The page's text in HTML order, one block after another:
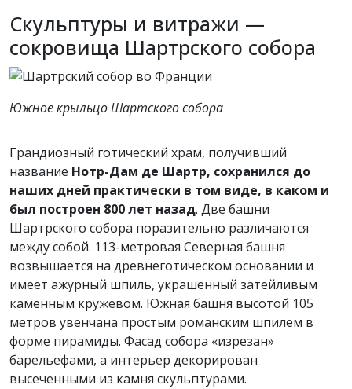
Скульптуры и витражи —
сокровища Шартрского собора
Южное крыльцо Шартского собора
Грандиозный готический храм, получивший
название Нотр-Дам де Шартр, сохранился до
наших дней практически в том виде, в каком и
был построен 800 лет назад. Две башни
Шартрского собора поразительно различаются
между собой. 113-метровая Северная башня
возвышается на древнеготическом основании и
имеет ажурный шпиль, украшенный затейливым
каменным кружевом. Южная башня высотой 105
метров увенчана простым романским шпилем в
форме пирамиды. Фасад собора «изрезан»
барельефами, а интерьер декорирован
высеченными из камня скульптурами.